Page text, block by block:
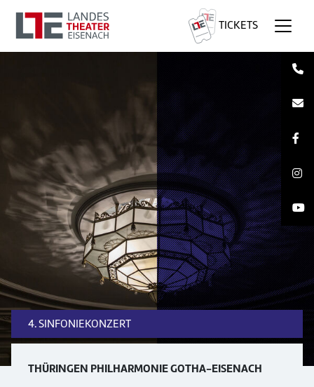
TICKETS
4. SINFONIEKONZERT
THÜRINGEN PHILHARMONIE GOTHA-EISENACH